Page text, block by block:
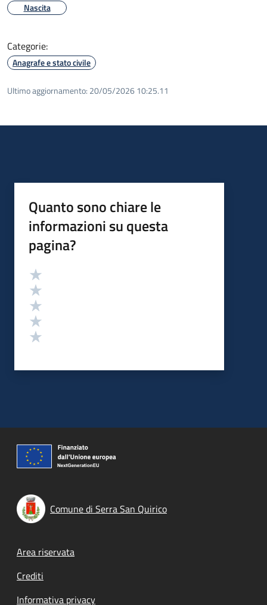
Nascita
Categorie:
Anagrafe e stato civile
Ultimo aggiornamento: 20/05/2026 10:25.11
Quanto sono chiare le
informazioni su questa
pagina?
Valutazione
Comune di Serra San Quirico
Footer menu
Area riservata
Crediti
Informativa privacy